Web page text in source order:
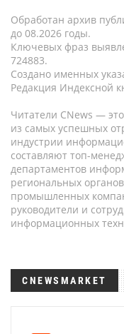
Обработан архив
до 08.2026 годы.
Ключевых фраз
724883.
Создано именных
Редакция Индексной
Читатели CNews —
из самых успешных
индустрии
составляют топ-
департаментов
региональных
промышленных
руководители и
информационных
CNEWSMARKET